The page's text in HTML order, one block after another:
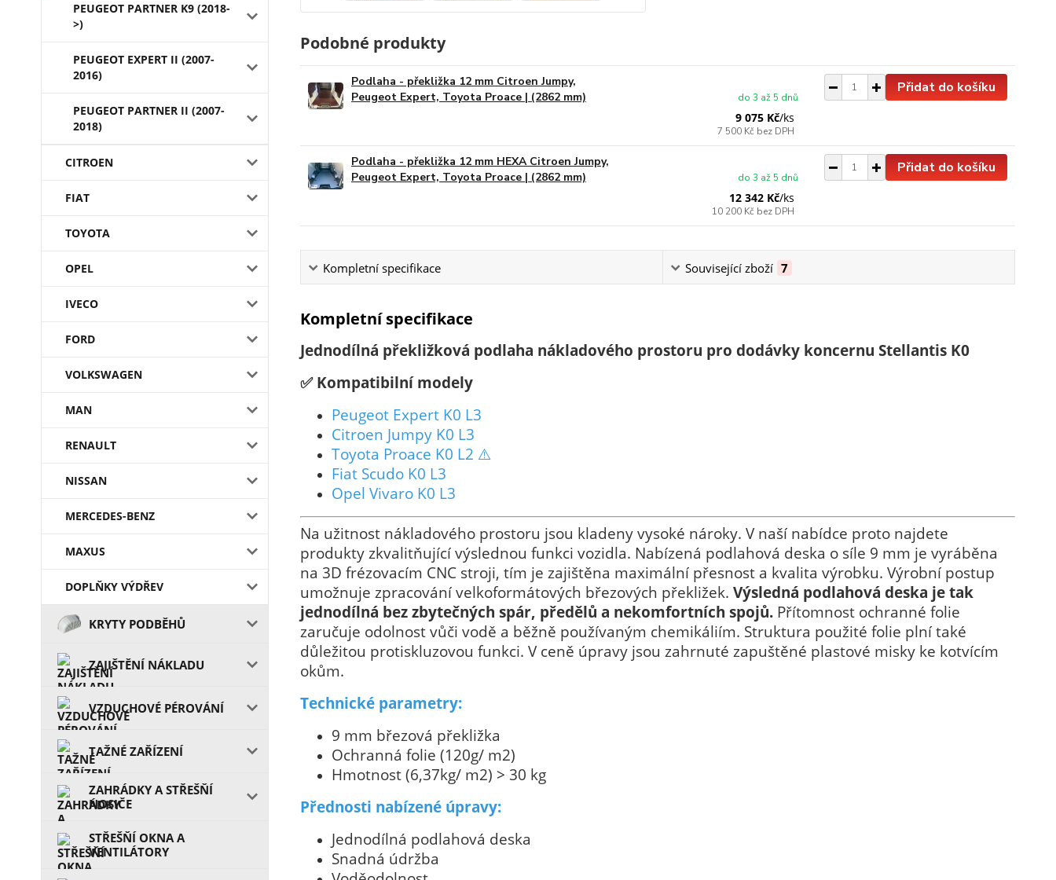
PEUGEOT PARTNER K9 (2018-
>)
PEUGEOT EXPERT II (2007-
2016)
PEUGEOT PARTNER II (2007-
2018)
CITROEN
FIAT
TOYOTA
OPEL
IVECO
FORD
VOLKSWAGEN
MAN
RENAULT
NISSAN
MERCEDES-BENZ
MAXUS
DOPLŇKY VÝDŘEV
KRYTY PODBĚHŮ
ZAJIŠTĚNÍ NÁKLADU
VZDUCHOVÉ PÉROVÁNÍ
TAŽNÉ ZAŘÍZENÍ
ZAHRÁDKY A STŘEŠŇÍ
NOSIČE
STŘEŠŇÍ OKNA A
VENTILÁTORY
Podobné produkty
Podlaha - překližka 12 mm Citroen Jumpy,
Peugeot Expert, Toyota Proace | (2862 mm)
9 075 Kč/ks
7 500 Kč bez DPH
do 3 až 5 dnů
Přidat do košíku
Podlaha - překližka 12 mm HEXA Citroen Jumpy,
Peugeot Expert, Toyota Proace | (2862 mm)
12 342 Kč/ks
10 200 Kč bez DPH
do 3 až 5 dnů
Přidat do košíku
Kompletní specifikace Související zboží 7
Kompletní specifikace
Jednodílná překližková podlaha nákladového prostoru pro dodávky koncernu Stellantis K0
✅ Kompatibilní modely
Peugeot Expert K0 L3
Citroen Jumpy K0 L3
Toyota Proace K0 L2 ⚠️
Fiat Scudo K0 L3
Opel Vivaro K0 L3
Na užitnost nákladového prostoru jsou kladeny vysoké nároky. V naší nabídce proto najdete
produkty zkvalitňující výslednou funkci vozidla. Nabízená podlahová deska o síle 9 mm je vyráběna
na 3D frézovacím CNC stroji, tím je zajištěna maximální přesnost a kvalita výrobku. Výrobní postup
umožnuje zpracování velkoformátových březových překližek. Výsledná podlahová deska je tak
jednodílná bez zbytečných spár, předělů a nekomfortních spojů. Přítomnost ochranné folie
zaručuje odolnost vůči vodě a běžně používaným chemikáliím. Struktura použité folie plní také
důležitou protiskluzovou funkci. V ceně úpravy jsou zahrnuté zapuštěné plastové misky ke kotvícím
okům.
Technické parametry:
9 mm březová překližka
Ochranná folie (120g/ m2)
Hmotnost (6,37kg/ m2) > 30 kg
Přednosti nabízené úpravy:
Jednodílná podlahová deska
Snadná údržba